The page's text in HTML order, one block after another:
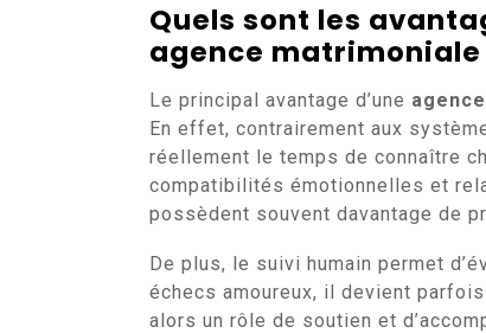
Quels sont les
agence matrimoniale
Le principal avantage d’une
En effet, contrairement aux
réellement le temps de connaître
compatibilités émotionnelles et
possèdent souvent davantage de
De plus, le suivi humain permet
échecs amoureux, il devient
alors un rôle de soutien et